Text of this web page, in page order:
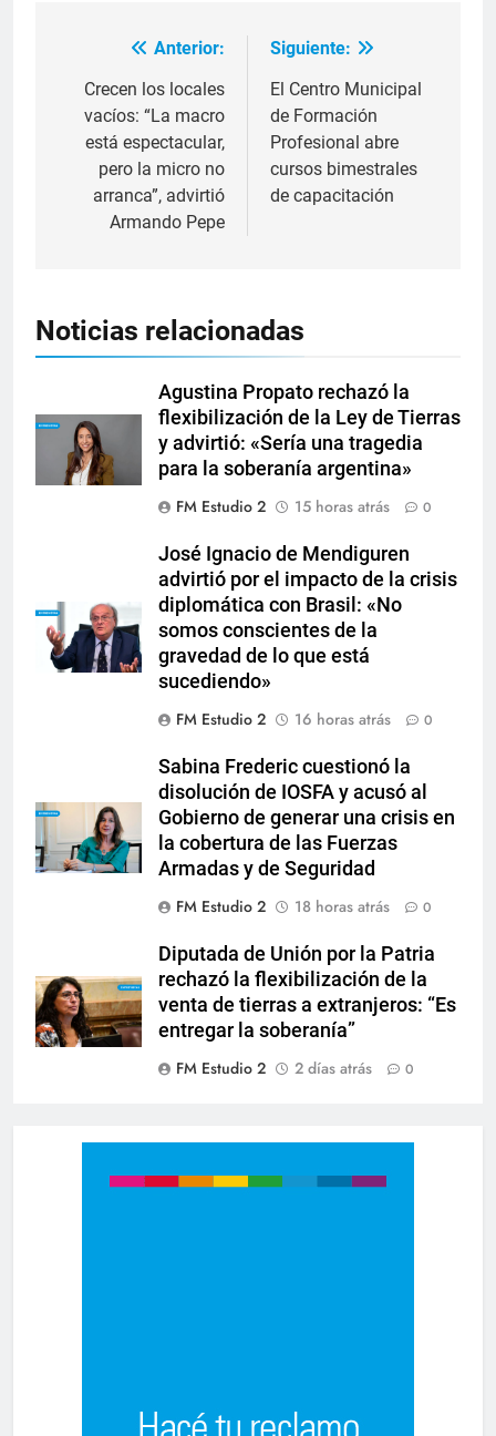
Anterior:
Crecen los locales
vacíos: “La macro
está espectacular,
pero la micro no
arranca”, advirtió
Armando Pepe
Siguiente:
El Centro Municipal
de Formación
Profesional abre
cursos bimestrales
de capacitación
Noticias relacionadas
Agustina Propato rechazó la
flexibilización de la Ley de Tierras
y advirtió: «Sería una tragedia
para la soberanía argentina»
FM Estudio 2
15 horas atrás 0
José Ignacio de Mendiguren
advirtió por el impacto de la crisis
diplomática con Brasil: «No
somos conscientes de la
gravedad de lo que está
sucediendo»
FM Estudio 2
16 horas atrás 0
Sabina Frederic cuestionó la
disolución de IOSFA y acusó al
Gobierno de generar una crisis en
la cobertura de las Fuerzas
Armadas y de Seguridad
FM Estudio 2
18 horas atrás 0
Diputada de Unión por la Patria
rechazó la flexibilización de la
venta de tierras a extranjeros: “Es
entregar la soberanía”
FM Estudio 2
2 días atrás 0